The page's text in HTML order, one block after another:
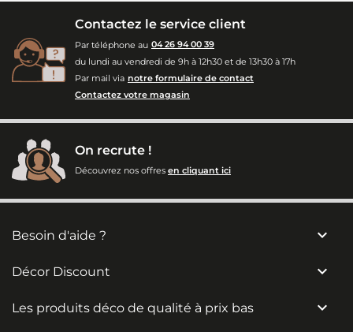
Contactez le service client
Par téléphone au 04 26 94 00 39
du lundi au vendredi de 9h à 12h30 et de 13h30 à 17h
Par mail via notre formulaire de contact
Contactez votre magasin
On recrute !
Découvrez nos offres en cliquant ici
Besoin d'aide ? 
Décor Discount 
Les produits déco de qualité à prix bas 